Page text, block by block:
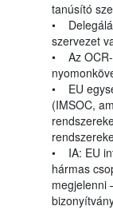
tanúsító
•
szervezet
• Az OCR-
• EU
(IMSOC,
• IA: EU
hármas
megjelenni